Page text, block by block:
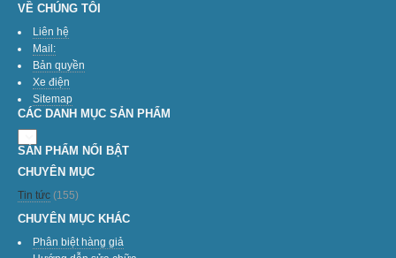
VỀ CHÚNG TÔI
Liên hệ
Mail:
Bản quyền
Xe điện
Sitemap
CÁC DANH MỤC SẢN PHẨM
SẢN PHẨM NỔI BẬT
CHUYÊN MỤC
Tin tức (155)
CHUYÊN MỤC KHÁC
Phân biệt hàng giả